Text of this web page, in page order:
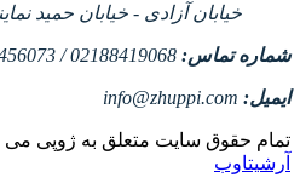
خیابان آزادی - خیابان حمید
شماره تماس: 02188419068 / 02188456073
ایمیل: info@zhuppi.com
تمام حقوق سایت متعلق به ژوپی
آرشیتاوب